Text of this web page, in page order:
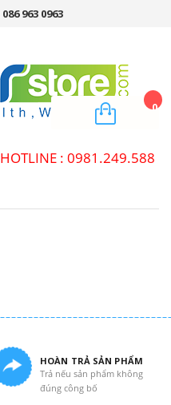
086 963 0963
0
HOTLINE : 0981.249.588
HOÀN TRẢ SẢN PHẨM
Trả nếu sản phẩm không
đúng công bố